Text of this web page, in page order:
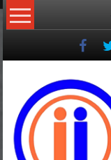
Lompat
ke